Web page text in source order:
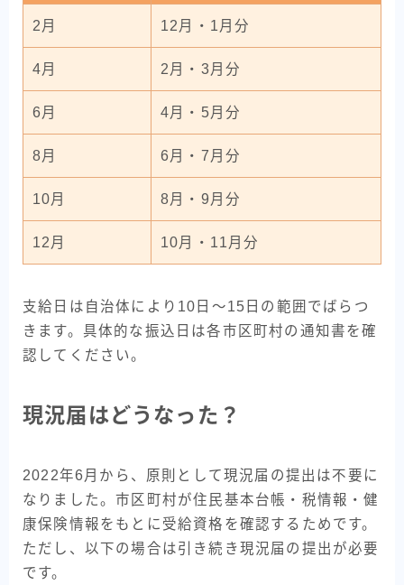
2月 12月・1月分
4月 2月・3月分
6月 4月・5月分
8月 6月・7月分
10月 8月・9月分
12月 10月・11月分
支給日は自治体により10日〜15日の範囲でばらつ
きます。具体的な振込日は各市区町村の通知書を確
認してください。
現況届はどうなった？
2022年6月から、原則として現況届の提出は不要に
なりました。市区町村が住民基本台帳・税情報・健
康保険情報をもとに受給資格を確認するためです。
ただし、以下の場合は引き続き現況届の提出が必要
です。